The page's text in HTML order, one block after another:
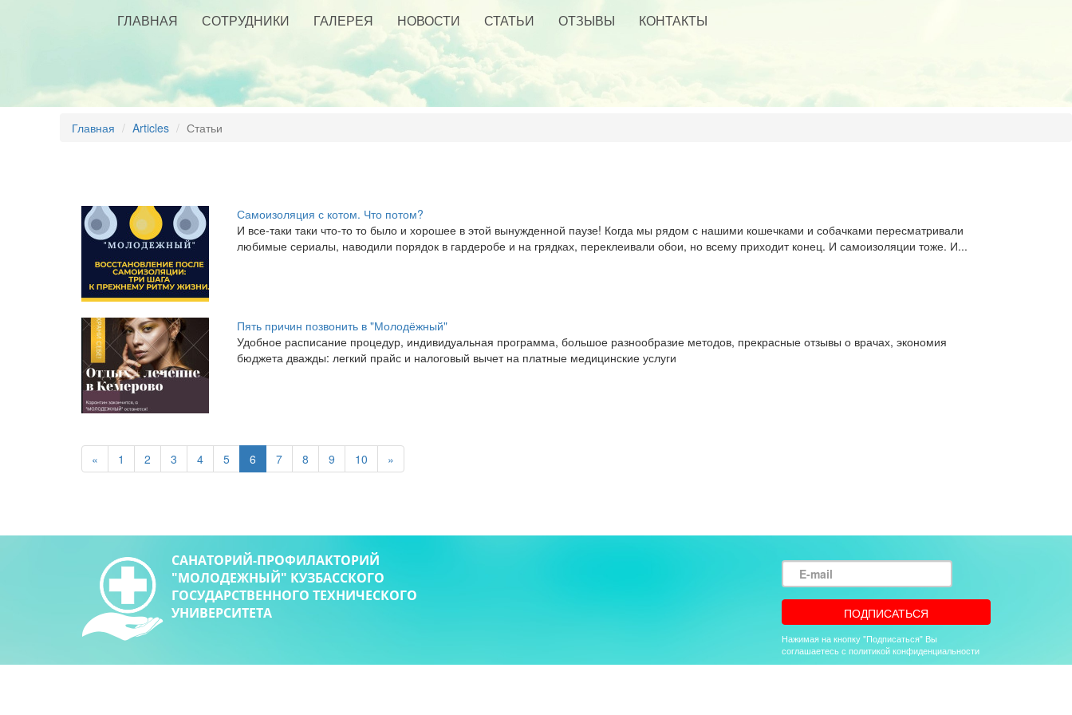
ГЛАВНАЯ СОТРУДНИКИ ГАЛЕРЕЯ НОВОСТИ СТАТЬИ ОТЗЫВЫ КОНТАКТЫ
Главная Articles Статьи
Самоизоляция с котом. Что потом?
​И все-таки таки что-то то было и хорошее в этой вынужденной паузе! Когда мы рядом с нашими кошечками и собачками пересматривали
любимые сериалы, наводили порядок в гардеробе и на грядках, переклеивали обои, но всему приходит конец. И самоизоляции тоже. И...
Пять причин позвонить в "Молодёжный"
​Удобное расписание процедур, индивидуальная программа, большое разнообразие методов, прекрасные отзывы о врачах, экономия
бюджета дважды: легкий прайс и налоговый вычет на платные медицинские услуги
« 1 2 3 4 5 6 7 8 9 10 »
САНАТОРИЙ-ПРОФИЛАКТОРИЙ
"МОЛОДЕЖНЫЙ" КУЗБАССКОГО
ГОСУДАРСТВЕННОГО ТЕХНИЧЕСКОГО
УНИВЕРСИТЕТА
E-
mail
ПОДПИСАТЬСЯ
Нажимая на кнопку "Подписаться" Вы
соглашаетесь с политикой конфиденциальности